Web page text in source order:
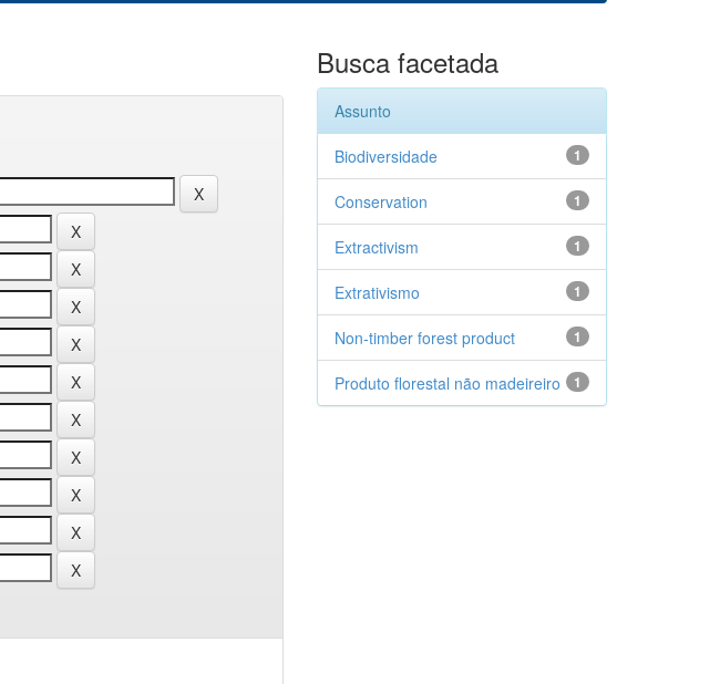
Busca facetada
Assunto
1
Biodiversidade
1
Conservation
1
Extractivism
1
Extrativismo
1
Non-timber forest product
1
Produto florestal não madeireiro